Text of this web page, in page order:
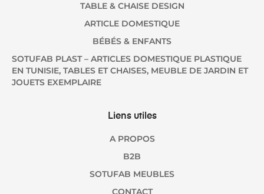
TABLE & CHAISE DESIGN
ARTICLE DOMESTIQUE
BÉBÉS & ENFANTS
SOTUFAB PLAST – ARTICLES DOMESTIQUE PLASTIQUE
EN TUNISIE, TABLES ET CHAISES, MEUBLE DE JARDIN ET
JOUETS EXEMPLAIRE
Liens utiles
A PROPOS
B2B
SOTUFAB MEUBLES